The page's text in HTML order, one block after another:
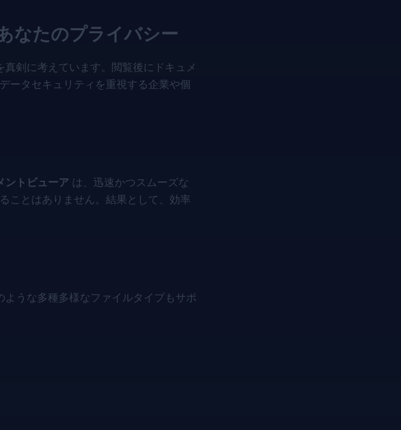
なたのプライバシー
真剣に考えています。閲覧後にドキュメ
ータセキュリティを重視する企業や個
ントビューア は、迅速かつスムーズな
ことはありません。結果として、効率
ような多種多様なファイルタイプもサポ